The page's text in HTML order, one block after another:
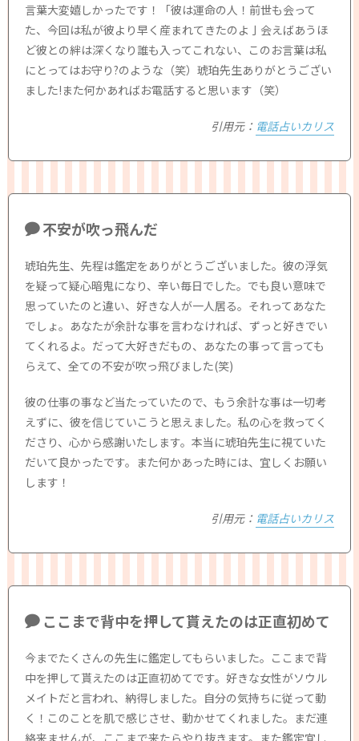
言葉大変嬉しかったです！「彼は運命の人！前世も会って
た、今回は私が彼より早く産まれてきたのよ亅会えばあうほ
ど彼との絆は深くなり誰も入ってこれない、このお言葉は私
にとってはお守り?のような（笑）琥珀先生ありがとうござい
ました!また何かあればお電話すると思います（笑）
引用元： 電話占いカリス
不安が吹っ飛んだ
琥珀先生、先程は鑑定をありがとうございました。彼の浮気
を疑って疑心暗鬼になり、辛い毎日でした。でも良い意味で
思っていたのと違い、好きな人が一人居る。それってあなた
でしょ。あなたが余計な事を言わなければ、ずっと好きでい
てくれるよ。だって大好きだもの、あなたの事って言っても
らえて、全ての不安が吹っ飛びました(笑)
彼の仕事の事など当たっていたので、もう余計な事は一切考
えずに、彼を信じていこうと思えました。私の心を救ってく
ださり、心から感謝いたします。本当に琥珀先生に視ていた
だいて良かったです。また何かあった時には、宜しくお願い
します！
引用元： 電話占いカリス
ここまで背中を押して貰えたのは正直初めて
今までたくさんの先生に鑑定してもらいました。ここまで背
中を押して貰えたのは正直初めてです。好きな女性がソウル
メイトだと言われ、納得しました。自分の気持ちに従って動
く！このことを肌で感じさせ、動かせてくれました。まだ連
絡来ませんが、ここまで来たらやり抜きます。また鑑定宜し